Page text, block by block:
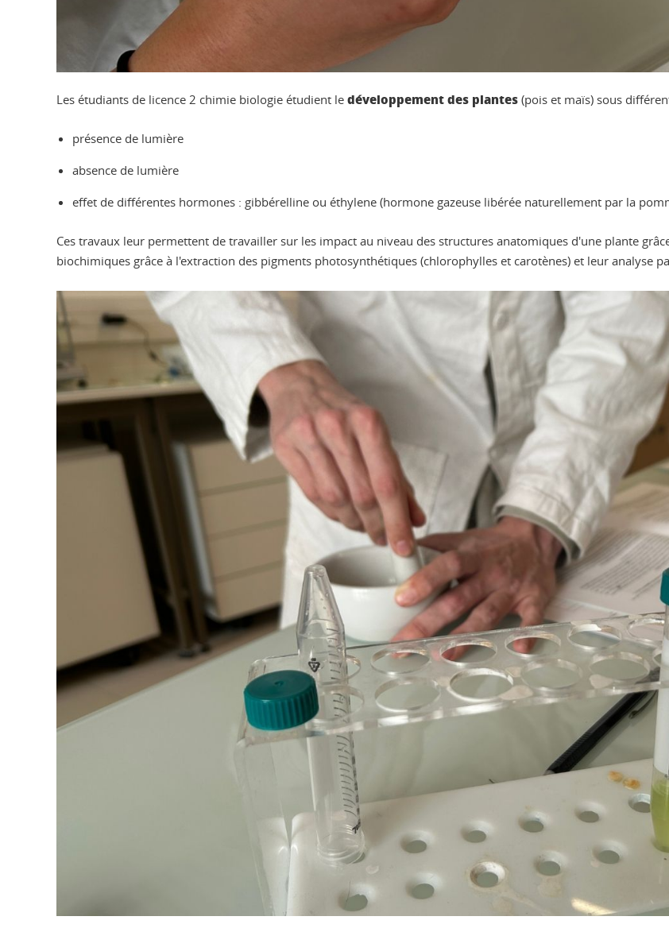
Les étudiants de licence 2 chimie biologie étudient le développement des plantes (pois et maïs) sous
présence de lumière
absence de lumière
effet de différentes hormones : gibbérelline ou éthylene (hormone gazeuse libérée naturellement par la
Ces travaux leur permettent de travailler sur les impact au niveau des structures anatomiques d'une plante
biochimiques grâce à l'extraction des pigments photosynthétiques (chlorophylles et carotènes) et leur analyse